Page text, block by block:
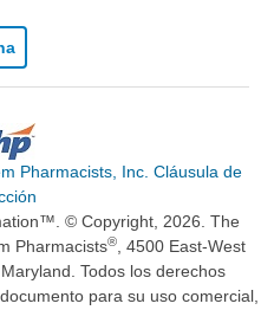
Pharmacists, Inc. Cláusula de
© Copyright, 2026. The
Pharmacists®, 4500 East-West
Todos los derechos
para su uso comercial,